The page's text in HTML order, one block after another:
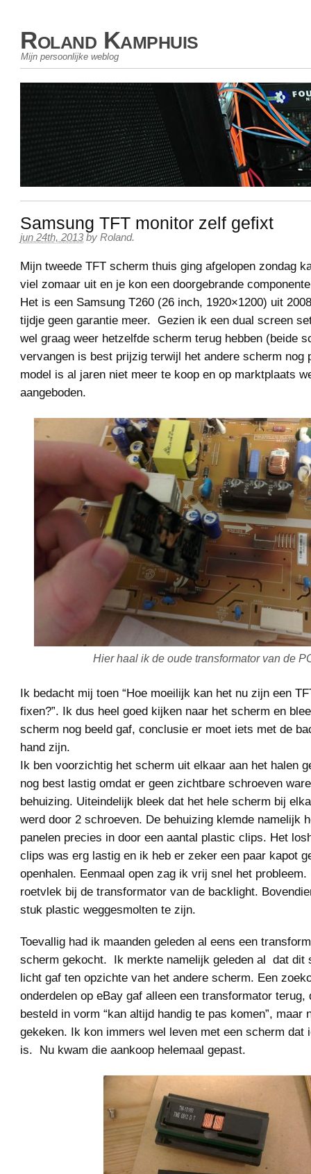
Roland Kamphuis
Mijn persoonlijke weblog
Samsung TFT monitor zelf gefixt
jun 24th, 2013 by Roland.
Mijn tweede TFT scherm thuis ging afgelopen zondag
viel zomaar uit en je kon een doorgebrande
Het is een Samsung T260 (26 inch, 1920×1200) uit
tijdje geen garantie meer. Gezien ik een dual screen
wel graag weer hetzelfde scherm terug hebben (beide
vervangen is best prijzig terwijl het andere scherm nog
model is al jaren niet meer te koop en op marktplaats
aangeboden.
Hier haal ik de oude transformator van de
Ik bedacht mij toen “Hoe moeilijk kan het nu zijn een
fixen?”. Ik dus heel goed kijken naar het scherm en
scherm nog beeld gaf, conclusie er moet iets met de
hand zijn.
Ik ben voorzichtig het scherm uit elkaar aan het halen
nog best lastig omdat er geen zichtbare schroeven
behuizing. Uiteindelijk bleek dat het hele scherm bij
werd door 2 schroeven. De behuizing klemde namelijk
panelen precies in door een aantal plastic clips. Het
clips was erg lastig en ik heb er zeker een paar kapot
openhalen. Eenmaal open zag ik vrij snel het
roetvlek bij de transformator van de backlight.
stuk plastic weggesmolten te zijn.
Toevallig had ik maanden geleden al eens een
scherm gekocht. Ik merkte namelijk geleden al dat dit
licht gaf ten opzichte van het andere scherm. Een
onderdelen op eBay gaf alleen een transformator terug,
besteld in vorm “kan altijd handig te pas komen”, maar
gekeken. Ik kon immers wel leven met een scherm dat
is. Nu kwam die aankoop helemaal gepast.